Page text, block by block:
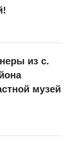
из с.
музей